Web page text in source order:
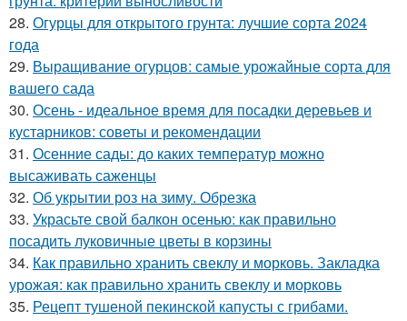
28. Огурцы для открытого грунта: лучшие сорта 2024
года
29. Выращивание огурцов: самые урожайные сорта для
вашего сада
30. Осень - идеальное время для посадки деревьев и
кустарников: советы и рекомендации
31. Осенние сады: до каких температур можно
высаживать саженцы
32. Об укрытии роз на зиму. Обрезка
33. Украсьте свой балкон осенью: как правильно
посадить луковичные цветы в корзины
34. Как правильно хранить свеклу и морковь. Закладка
урожая: как правильно хранить свеклу и морковь
35. Рецепт тушеной пекинской капусты с грибами.